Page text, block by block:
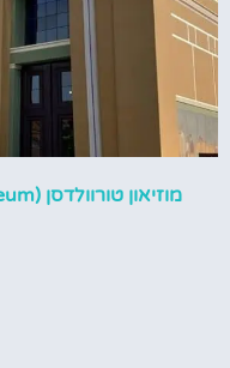
מוזיאון טורוולדסן (Thorvaldsens Museum) בקופנהגן